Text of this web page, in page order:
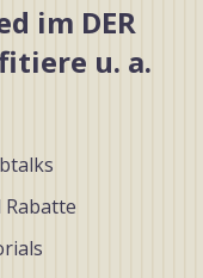
im DER
u. a.